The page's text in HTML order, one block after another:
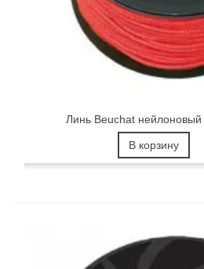
Линь Beuchat
В корзину